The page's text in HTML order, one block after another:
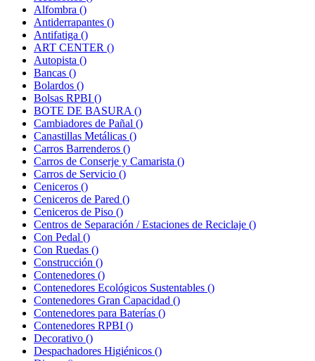
Alfombra ()
Antiderrapantes ()
Antifatiga ()
ART CENTER ()
Autopista ()
Bancas ()
Bolardos ()
Bolsas RPBI ()
BOTE DE BASURA ()
Cambiadores de Pañal ()
Canastillas Metálicas ()
Carros Barrenderos ()
Carros de Conserje y Camarista ()
Carros de Servicio ()
Ceniceros ()
Ceniceros de Pared ()
Ceniceros de Piso ()
Centros de Separación / Estaciones de Reciclaje ()
Con Pedal ()
Con Ruedas ()
Construcción ()
Contenedores ()
Contenedores Ecológicos Sustentables ()
Contenedores Gran Capacidad ()
Contenedores para Baterías ()
Contenedores RPBI ()
Decorativo ()
Despachadores Higiénicos ()